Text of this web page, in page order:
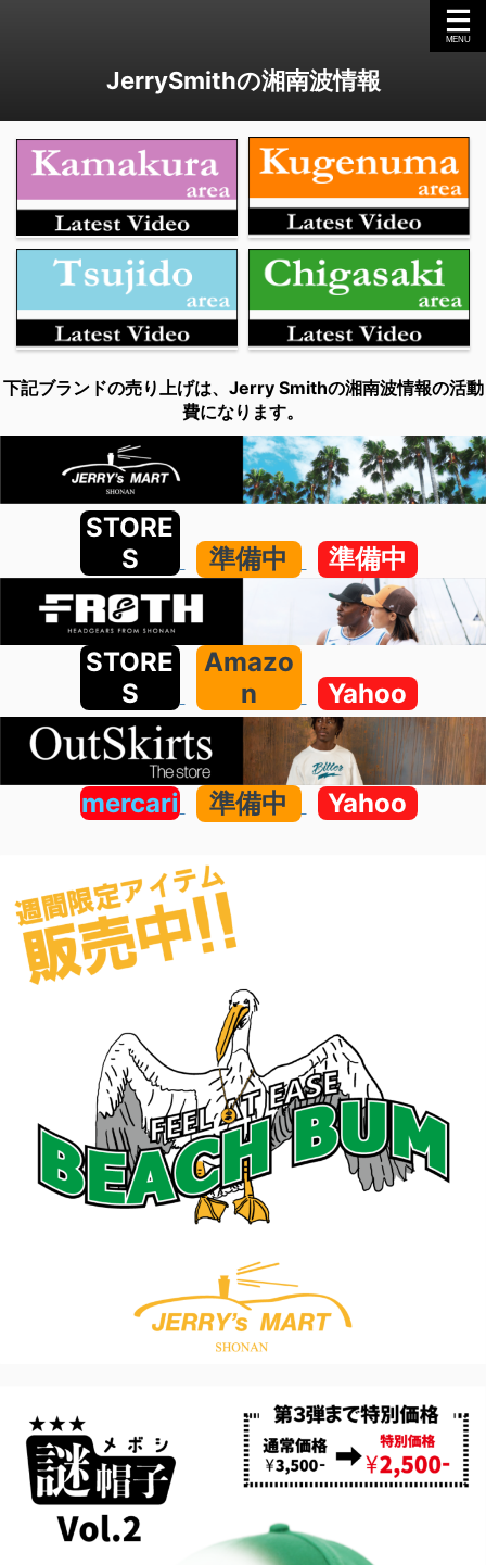
JerrySmithの湘南波情報
下記ブランドの売り上げは、Jerry Smithの湘南波情報の活動
費になります。
STORE
S
準備中 準備中
STORE
S
Amazo
n
Yahoo
mercari 準備中 Yahoo